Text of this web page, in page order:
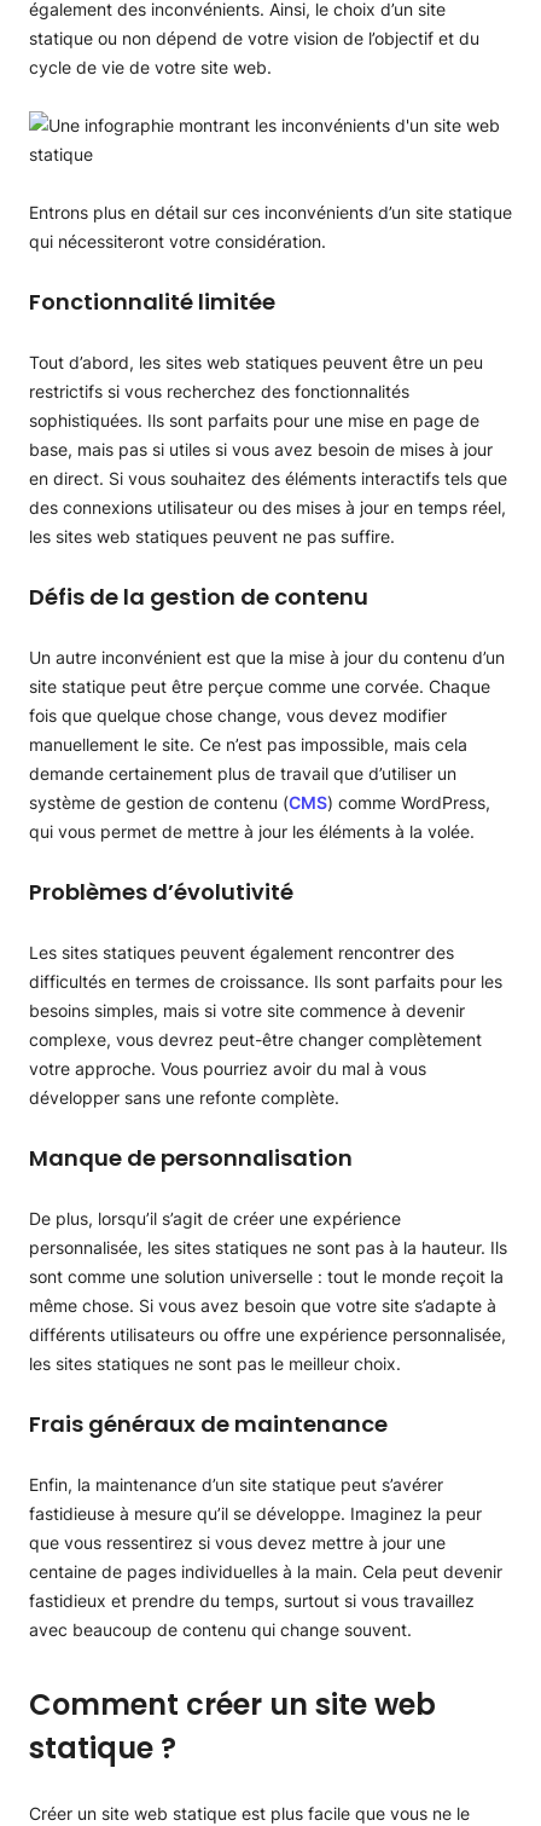
également des inconvénients. Ainsi, le choix d’un site
statique ou non dépend de votre vision de l’objectif et du
cycle de vie de votre site web.
Entrons plus en détail sur ces inconvénients d’un site statique
qui nécessiteront votre considération.
Fonctionnalité limitée
Tout d’abord, les sites web statiques peuvent être un peu
restrictifs si vous recherchez des fonctionnalités
sophistiquées. Ils sont parfaits pour une mise en page de
base, mais pas si utiles si vous avez besoin de mises à jour
en direct. Si vous souhaitez des éléments interactifs tels que
des connexions utilisateur ou des mises à jour en temps réel,
les sites web statiques peuvent ne pas suffire.
Défis de la gestion de contenu
Un autre inconvénient est que la mise à jour du contenu d’un
site statique peut être perçue comme une corvée. Chaque
fois que quelque chose change, vous devez modifier
manuellement le site. Ce n’est pas impossible, mais cela
demande certainement plus de travail que d’utiliser un
système de gestion de contenu (CMS) comme WordPress,
qui vous permet de mettre à jour les éléments à la volée.
Problèmes d’évolutivité
Les sites statiques peuvent également rencontrer des
difficultés en termes de croissance. Ils sont parfaits pour les
besoins simples, mais si votre site commence à devenir
complexe, vous devrez peut-être changer complètement
votre approche. Vous pourriez avoir du mal à vous
développer sans une refonte complète.
Manque de personnalisation
De plus, lorsqu’il s’agit de créer une expérience
personnalisée, les sites statiques ne sont pas à la hauteur. Ils
sont comme une solution universelle : tout le monde reçoit la
même chose. Si vous avez besoin que votre site s’adapte à
différents utilisateurs ou offre une expérience personnalisée,
les sites statiques ne sont pas le meilleur choix.
Frais généraux de maintenance
Enfin, la maintenance d’un site statique peut s’avérer
fastidieuse à mesure qu’il se développe. Imaginez la peur
que vous ressentirez si vous devez mettre à jour une
centaine de pages individuelles à la main. Cela peut devenir
fastidieux et prendre du temps, surtout si vous travaillez
avec beaucoup de contenu qui change souvent.
Comment créer un site web
statique ?
Créer un site web statique est plus facile que vous ne le